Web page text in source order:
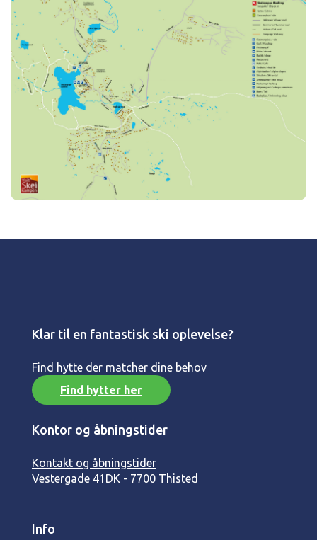
Klar til en fantastisk ski oplevelse?
Find hytte der matcher dine behov
Find hytter her
Kontor og åbningstider
Kontakt og åbningstider
Vestergade 41 DK - 7700 Thisted
Info